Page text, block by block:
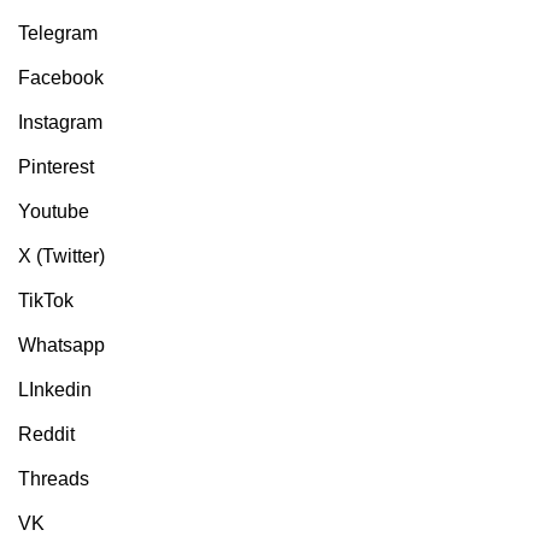
Telegram
Facebook
Instagram
Pinterest
Youtube
X (Twitter)
TikTok
Whatsapp
LInkedin
Reddit
Threads
VK